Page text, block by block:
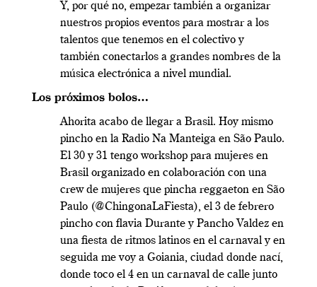
Y, por qué no, empezar también a organizar
nuestros propios eventos para mostrar a los
talentos que tenemos en el colectivo y
también conectarlos a grandes nombres de la
música electrónica a nivel mundial.
Los próximos bolos…
Ahorita acabo de llegar a Brasil. Hoy mismo
pincho en la Radio Na Manteiga en São Paulo.
El 30 y 31 tengo workshop para mujeres en
Brasil organizado en colaboración con una
crew de mujeres que pincha reggaeton en São
Paulo (@ChingonaLaFiesta), el 3 de febrero
pincho con flavia Durante y Pancho Valdez en
una fiesta de ritmos latinos en el carnaval y en
seguida me voy a Goiania, ciudad donde nací,
donde toco el 4 en un carnaval de calle junto